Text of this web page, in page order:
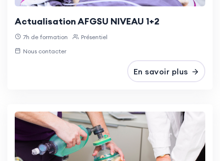
Actualisation AFGSU NIVEAU 1+2
7h de formation
Présentiel
Nous contacter
En savoir plus